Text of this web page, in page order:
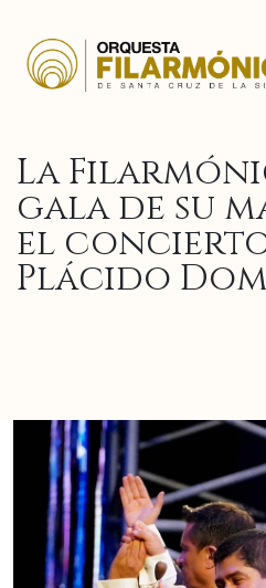
La
gala de su
el
Plácido